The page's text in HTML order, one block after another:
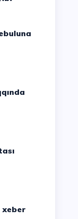
xeber